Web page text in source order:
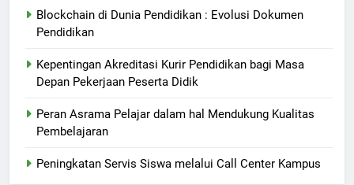
Blockchain di Dunia Pendidikan : Evolusi Dokumen
Pendidikan
Kepentingan Akreditasi Kurir Pendidikan bagi Masa
Depan Pekerjaan Peserta Didik
Peran Asrama Pelajar dalam hal Mendukung Kualitas
Pembelajaran
Peningkatan Servis Siswa melalui Call Center Kampus